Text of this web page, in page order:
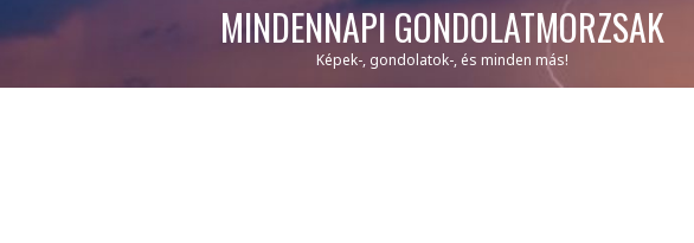
MINDENNAPI GONDOLATMORZSÁK
Képek-, gondolatok-, és minden más!